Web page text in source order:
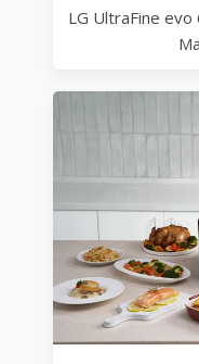
LG UltraFine evo